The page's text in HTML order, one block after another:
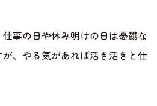
事の日や休み明けの日は憂鬱な
、やる気があれば活き活きと仕